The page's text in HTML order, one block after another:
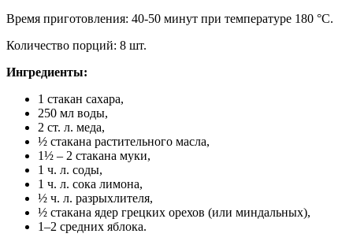
Время приготовления: 40-50 минут при температуре 180 °C.
Количество порций: 8 шт.
Ингредиенты:
1 стакан сахара,
250 мл воды,
2 ст. л. меда,
½ стакана растительного масла,
1½ – 2 стакана муки,
1 ч. л. соды,
1 ч. л. сока лимона,
½ ч. л. разрыхлителя,
½ стакана ядер грецких орехов (или миндальных),
1–2 средних яблока.